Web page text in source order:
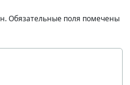
Обязательные поля помечены